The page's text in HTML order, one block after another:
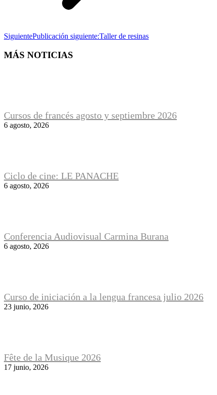
SiguientePublicación siguiente:Taller de resinas
MÁS NOTICIAS
Cursos de francés agosto y septiembre 2026
6 agosto, 2026
Ciclo de cine: LE PANACHE
6 agosto, 2026
Conferencia Audiovisual Carmina Burana
6 agosto, 2026
Curso de iniciación a la lengua francesa julio 2026
23 junio, 2026
Fête de la Musique 2026
17 junio, 2026